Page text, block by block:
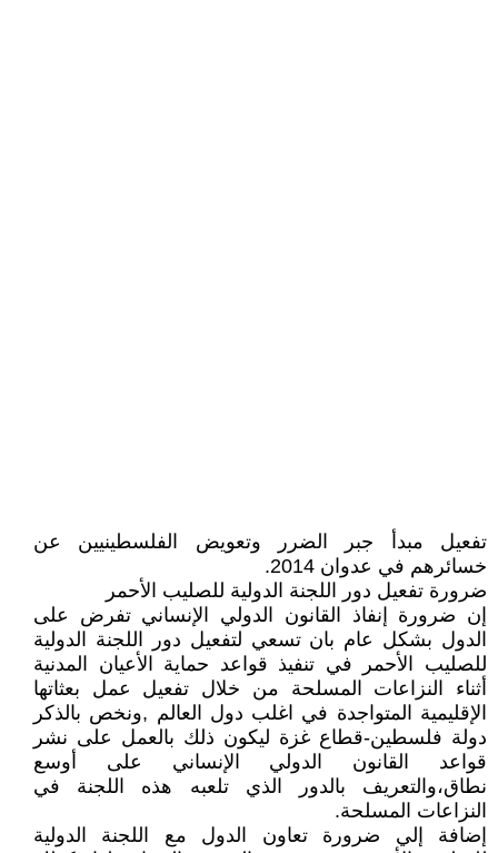
تفعيل مبدأ جبر الضرر وتعويض الفلسطينيين عن
خسائرهم في عدوان 2014.
ضرورة تفعيل دور اللجنة الدولية للصليب الأحمر
إن ضرورة إنفاذ القانون الدولي الإنساني تفرض على
الدول بشكل عام بان تسعي لتفعيل دور اللجنة الدولية
للصليب الأحمر في تنفيذ قواعد حماية الأعيان المدنية
أثناء النزاعات المسلحة من خلال تفعيل عمل بعثاتها
الإقليمية المتواجدة في اغلب دول العالم ,ونخص بالذكر
دولة فلسطين-قطاع غزة ليكون ذلك بالعمل على نشر
قواعد القانون الدولي الإنساني على أوسع
نطاق،والتعريف بالدور الذي تلعبه هذه اللجنة في
النزاعات المسلحة.
إضافة إلي ضرورة تعاون الدول مع اللجنة الدولية